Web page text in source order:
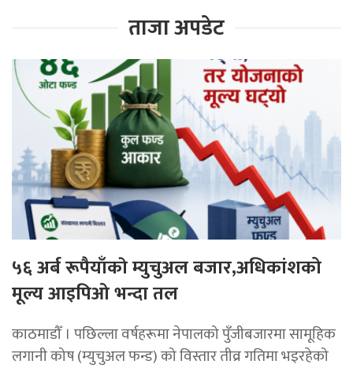
ताजा अपडेट
५६ अर्ब रूपैयाँकाे म्युचुअल बजार,अधिकांशको
मूल्य आइपिओ भन्दा तल
काठमाडौँ । पछिल्ला वर्षहरूमा नेपालको पुँजीबजारमा सामूहिक
लगानी कोष (म्युचुअल फन्ड) को विस्तार तीव्र गतिमा भइरहेको